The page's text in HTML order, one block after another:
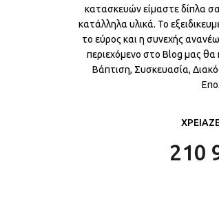
κατασκευών είμαστε δίπλα
κατάλληλα υλικά. Το
το εύρος και η συνεχής
περιεχόμενο στο Blog μας θα
Βάπτιση, Συσκευασία,
210